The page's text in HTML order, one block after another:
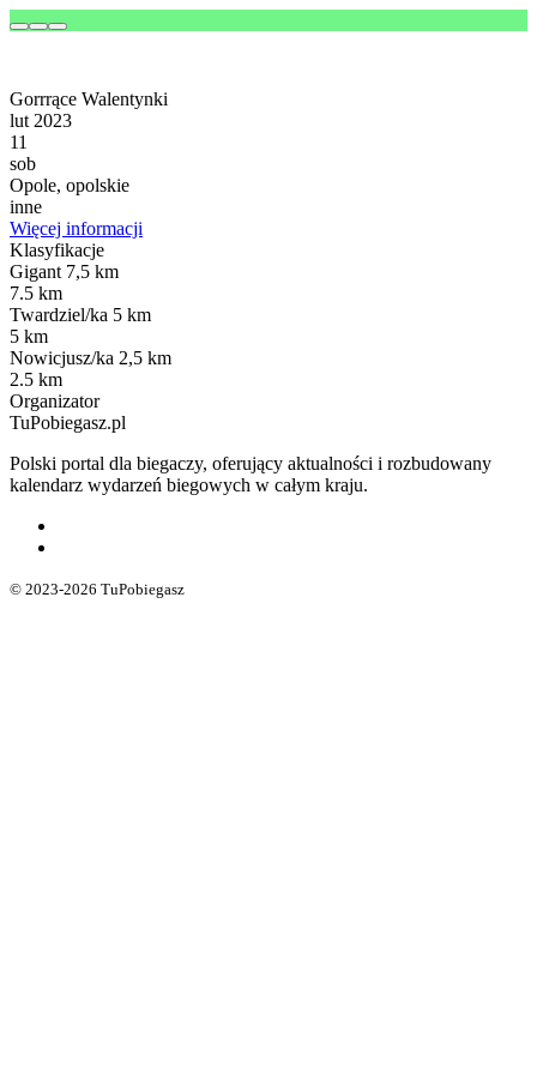
Gorrrące Walentynki
lut 2023
11
sob
Opole, opolskie
inne
Więcej informacji
Klasyfikacje
Gigant 7,5 km
7.5 km
Twardziel/ka 5 km
5 km
Nowicjusz/ka 2,5 km
2.5 km
Organizator
TuPobiegasz.pl
Polski portal dla biegaczy, oferujący aktualności i rozbudowany
kalendarz wydarzeń biegowych w całym kraju.
© 2023-2026 TuPobiegasz